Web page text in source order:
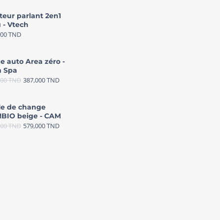
parlant 2en1
- Vtech
TND
auto Area zéro -
Spa
TND 387,000TND
de change
beige - CAM
TND 579,000TND